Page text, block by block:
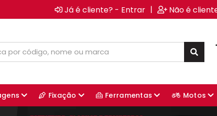
Já é cliente? - Entrar | Não é
Fixação Ferramentas Motos